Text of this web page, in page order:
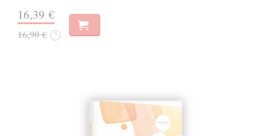
16,39 €
16,90 € ?